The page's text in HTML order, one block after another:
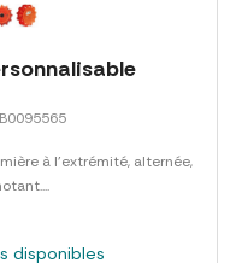
à l'extrémité, alternée,
disponibles